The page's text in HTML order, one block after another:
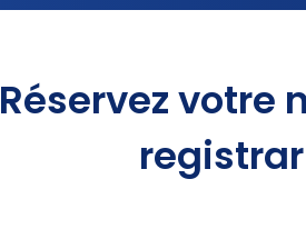
Réservez votre